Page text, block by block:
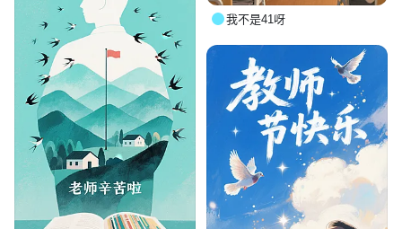
我不是41呀